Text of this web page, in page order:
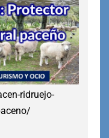
ridruejo-